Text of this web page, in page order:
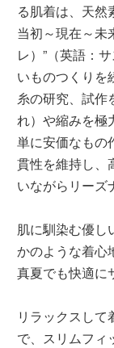
る肌着は、天然
当初～現在～未
レ）”（英語：
いものつくりを
糸の研究、試作
れ）や縮みを極
単に安価なもの
貫性を維持し、
いながらリーズ
肌に馴染む優し
かのような着心
真夏でも快適に
リラックスし
で、スリムフィ